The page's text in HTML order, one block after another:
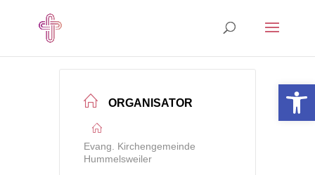
ORGANISATOR
Evang. Kirchengemeinde
Hummelsweiler